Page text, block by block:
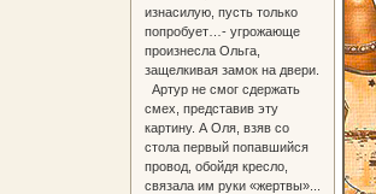
изнасилую, пусть только
попробует…- угрожающе
произнесла Ольга,
защелкивая замок на двери.
Артур не смог сдержать
смех, представив эту
картину. А Оля, взяв со
стола первый попавшийся
провод, обойдя кресло,
связала им руки «жертвы»...